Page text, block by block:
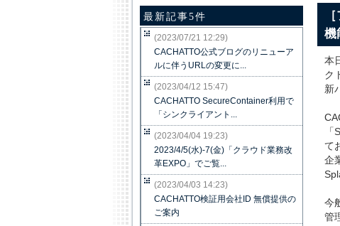
機
本
ク
新
て
企
今
管
最新記事5件
(2023/07/21 12:29)
CACHATTO公式ブログのリニューア
ルに伴うURLの変更に...
(2023/04/12 15:47)
CACHATTO SecureContainer利用で
「シンクライアント...
(2023/04/04 19:23)
2023/4/5(水)-7(金)「クラウド業務改
革EXPO」でご覧...
(2023/04/03 14:23)
CACHATTO検証用会社ID 無償提供の
ご案内